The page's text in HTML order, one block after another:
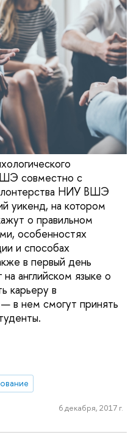
совместно с
НИУ ВШЭ
уикенд, на котором
о правильном
особенностях
и способах
в первый день
английском языке о
карьеру в
в нем смогут принять
6 декабря, 2017 г.